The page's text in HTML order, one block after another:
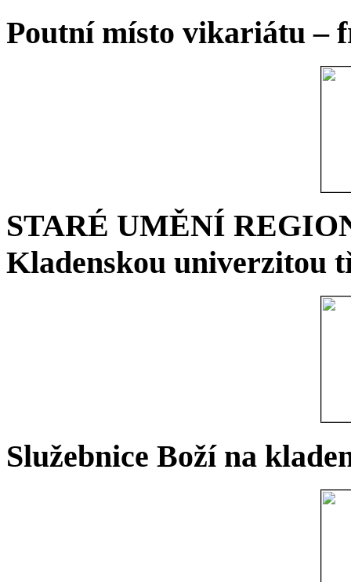
Poutní místo vikariátu –
STARÉ UMĚNÍ
Kladenskou univerzitou
Služebnice Boží na